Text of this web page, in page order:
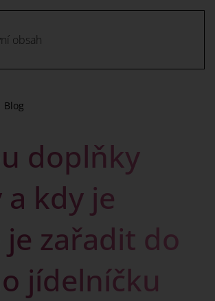
obsah
Blog
doplňky
kdy je
zařadit do
jídelníčku